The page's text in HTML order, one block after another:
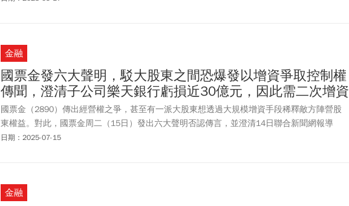
金融
國票金發六大聲明，駁大股東之間恐爆發以增資爭取控制權
傳聞，澄清子公司樂天銀行虧損近30億元，因此需二次增資
國票金（2890）傳出經營權之爭，甚至有一派大股東想透過大規模增資手段稀釋敵方陣營股
東權益。對此，國票金周二（15日）發出六大聲明否認傳言，並澄清14日聯合新聞網報導
「國票金改選 旺旺派擬發動50億增資 耐斯和公股股權恐遭稀釋」，與事實不符，謹表遺憾。
日期：2025-07-15
金融